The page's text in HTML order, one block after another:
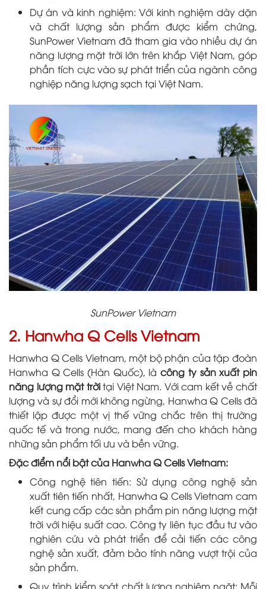
Dự án và kinh nghiệm: Với kinh nghiệm dày dặn
và chất lượng sản phẩm được kiểm chứng,
SunPower Vietnam đã tham gia vào nhiều dự án
năng lượng mặt trời lớn trên khắp Việt Nam, góp
phần tích cực vào sự phát triển của ngành công
nghiệp năng lượng sạch tại Việt Nam.
SunPower Vietnam
2. Hanwha Q Cells Vietnam
Hanwha Q Cells Vietnam, một bộ phận của tập đoàn
Hanwha Q Cells (Hàn Quốc), làcông ty sản xuất pin
năng lượng mặt trờitại Việt Nam. Với cam kết về chất
lượng và sự đổi mới không ngừng, Hanwha Q Cells đã
thiết lập được một vị thế vững chắc trên thị trường
quốc tế và trong nước, mang đến cho khách hàng
những sản phẩm tối ưu và bền vững.
Đặc điểm nổi bật của Hanwha Q Cells Vietnam:
Công nghệ tiên tiến: Sử dụng công nghệ sản
xuất tiên tiến nhất, Hanwha Q Cells Vietnam cam
kết cung cấp các sản phẩm pin năng lượng mặt
trời với hiệu suất cao. Công ty liên tục đầu tư vào
nghiên cứu và phát triển để cải tiến các công
nghệ sản xuất, đảm bảo tính năng vượt trội của
sản phẩm.
Quy trình kiểm soát chất lượng nghiêm ngặt: Mỗi